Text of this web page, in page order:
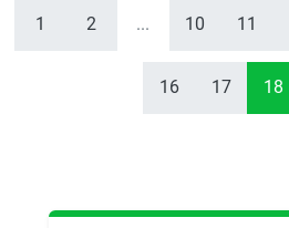
1 2 ... 10 11
16 17 18